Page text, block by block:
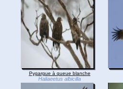
Pygargue à queue blanche
Haliaeetus albicilla